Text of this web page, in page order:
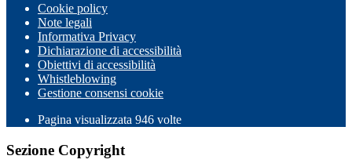
Cookie policy
Note legali
Informativa Privacy
Dichiarazione di accessibilità
Obiettivi di accessibilità
Whistleblowing
Gestione consensi cookie
Pagina visualizzata 946 volte
Sezione Copyright